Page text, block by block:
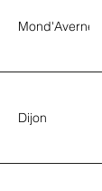
Mond'Averne
Dijon